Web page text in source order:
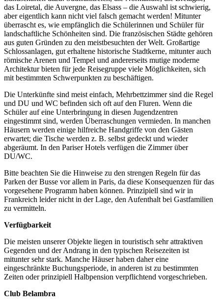
das Loiretal, die Auvergne, das Elsass – die Auswahl ist schwierig,
aber eigentlich kann nicht viel falsch gemacht werden! Mitunter
überrascht es, wie empfänglich die Schülerinnen und Schüler für
landschaftliche Schönheiten sind. Die französischen Städte gehören
aus guten Gründen zu den meistbesuchten der Welt. Großartige
Schlossanlagen, gut erhaltene historische Stadtkerne, mitunter auch
römische Arenen und Tempel und andererseits mutige moderne
Architektur bieten für jede Reisegruppe viele Möglichkeiten, sich
mit bestimmten Schwerpunkten zu beschäftigen.
Die Unterkünfte sind meist einfach, Mehrbettzimmer sind die Regel
und DU und WC befinden sich oft auf den Fluren. Wenn die
Schüler auf eine Unterbringung in diesen Jugendzentren
eingestimmt sind, werden Überraschungen vermieden. In manchen
Häusern werden einige hilfreiche Handgriffe von den Gästen
erwartet; die Tische werden z. B. selbst gedeckt und wieder
abgeräumt. In den Pariser Hotels verfügen die Zimmer über
DU/WC.
Bitte beachten Sie die Hinweise zu den strengen Regeln für das
Parken der Busse vor allem in Paris, da diese Konsequenzen für das
vorgesehene Programm haben können. Prinzipiell sind wir in
Frankreich leider nicht in der Lage, den Aufenthalt bei Gastfamilien
zu vermitteln.
Verfügbarkeit
Die meisten unserer Objekte liegen in touristisch sehr attraktiven
Gegenden und der Andrang in den typischen Reisezeiten ist
mitunter sehr stark. Manche Häuser haben daher eine
eingeschränkte Buchungsperiode, in anderen ist zu bestimmten
Zeiten oder prinzipiell Halbpension verpflichtend vorgeschrieben.
Club Belambra